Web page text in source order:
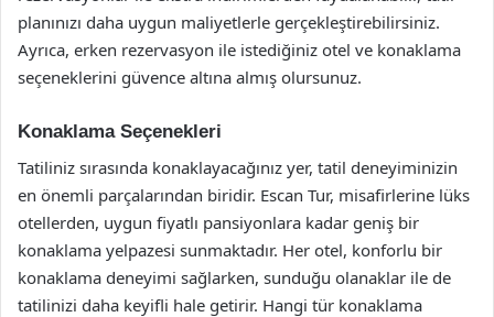
planınızı daha uygun maliyetlerle gerçekleştirebilirsiniz.
Ayrıca, erken rezervasyon ile istediğiniz otel ve konaklama
seçeneklerini güvence altına almış olursunuz.
Konaklama Seçenekleri
Tatiliniz sırasında konaklayacağınız yer, tatil deneyiminizin
en önemli parçalarından biridir. Escan Tur, misafirlerine lüks
otellerden, uygun fiyatlı pansiyonlara kadar geniş bir
konaklama yelpazesi sunmaktadır. Her otel, konforlu bir
konaklama deneyimi sağlarken, sunduğu olanaklar ile de
tatilinizi daha keyifli hale getirir. Hangi tür konaklama